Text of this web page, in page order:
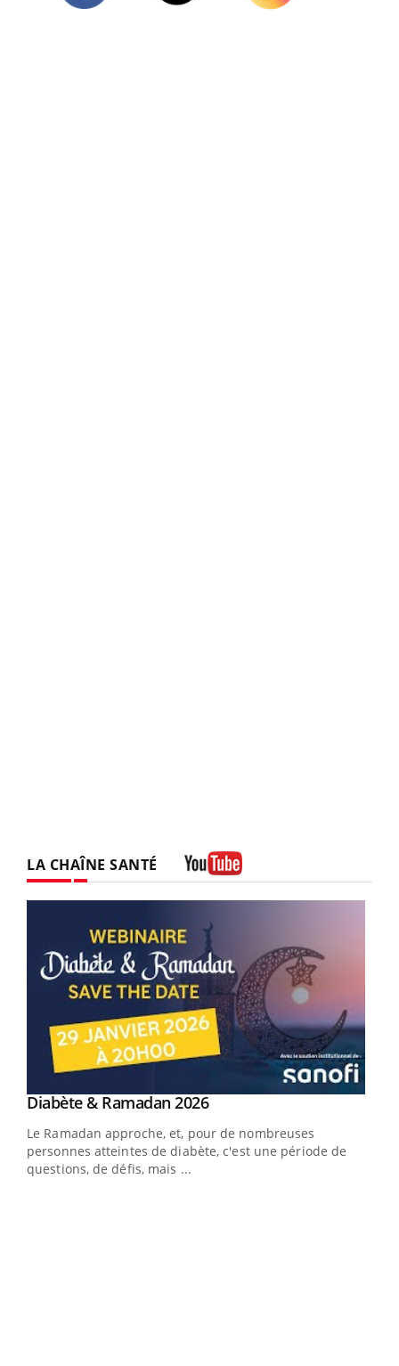
LA CHAÎNE SANTÉ
Youtube
Diabète & Ramadan 2026Youtube
Le Ramadan approche, et, pour de nombreuses
personnes atteintes de diabète, c'est une période de
questions, de défis, mais ...